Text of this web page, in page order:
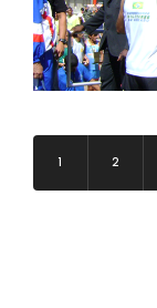
1 2